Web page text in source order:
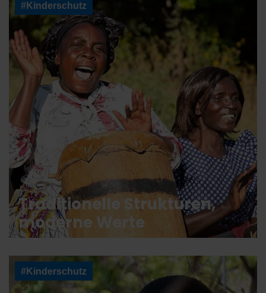
#Kinderschutz
Traditionelle Strukturen,
moderne Werte
#Kinderschutz